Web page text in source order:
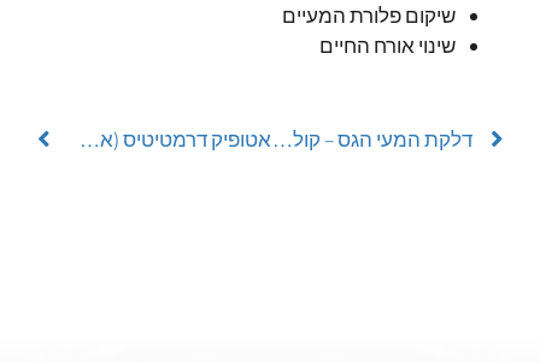
שיקום פלורת המעיים
שינוי אורח החיים
דלקת המעי הגס – קוליטיס כיבי אטופיק דרמטיטיס (אסתמה של העור)